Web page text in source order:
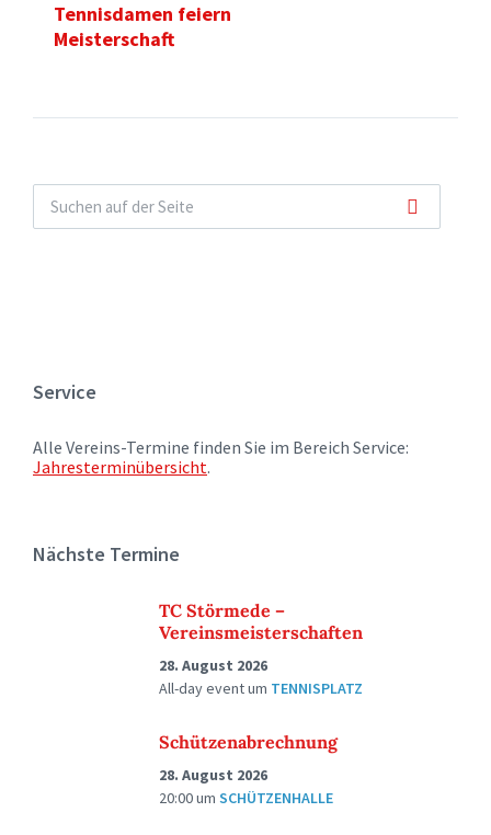
Tennisdamen feiern
Meisterschaft
Service
Alle Vereins-Termine finden Sie im Bereich Service:
Jahresterminübersicht.
Nächste Termine
TC Störmede –
Vereinsmeisterschaften
28. August 2026
All-day eventum TENNISPLATZ
Schützenabrechnung
28. August 2026
20:00um SCHÜTZENHALLE